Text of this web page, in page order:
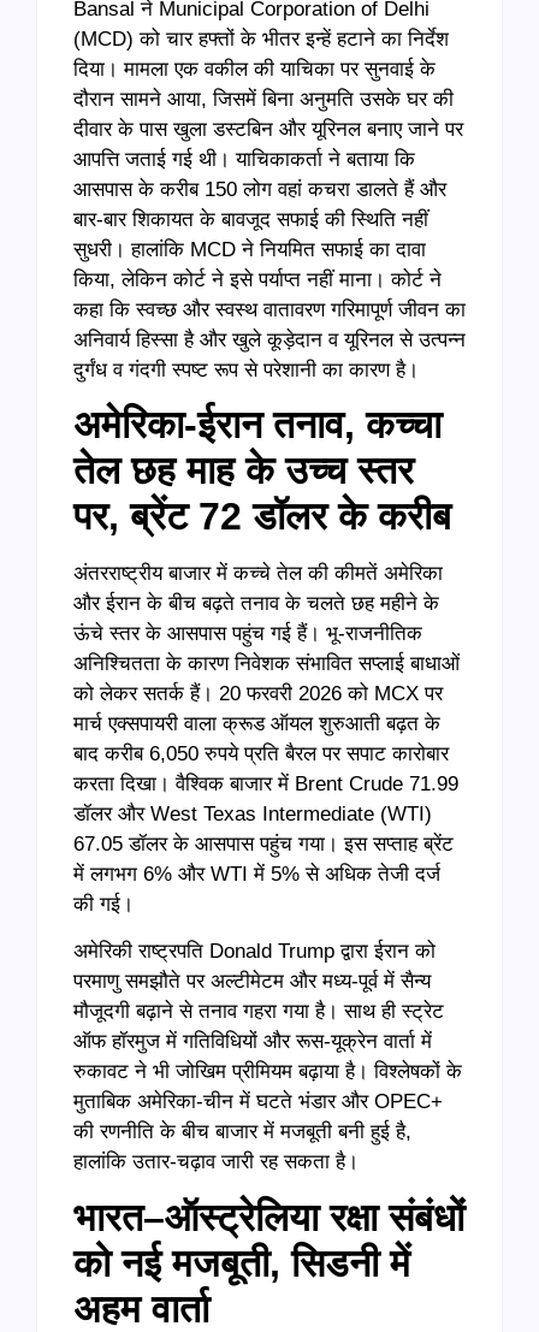
Bansal ने Municipal Corporation of Delhi
(MCD) को चार हफ्तों के भीतर इन्हें हटाने का निर्देश
दिया। मामला एक वकील की याचिका पर सुनवाई के
दौरान सामने आया, जिसमें बिना अनुमति उसके घर की
दीवार के पास खुला डस्टबिन और यूरिनल बनाए जाने पर
आपत्ति जताई गई थी। याचिकाकर्ता ने बताया कि
आसपास के करीब 150 लोग वहां कचरा डालते हैं और
बार-बार शिकायत के बावजूद सफाई की स्थिति नहीं
सुधरी। हालांकि MCD ने नियमित सफाई का दावा
किया, लेकिन कोर्ट ने इसे पर्याप्त नहीं माना। कोर्ट ने
कहा कि स्वच्छ और स्वस्थ वातावरण गरिमापूर्ण जीवन का
अनिवार्य हिस्सा है और खुले कूड़ेदान व यूरिनल से उत्पन्न
दुर्गंध व गंदगी स्पष्ट रूप से परेशानी का कारण है।
अमेरिका-ईरान तनाव, कच्चा
तेल छह माह के उच्च स्तर
पर, ब्रेंट 72 डॉलर के करीब
अंतरराष्ट्रीय बाजार में कच्चे तेल की कीमतें अमेरिका
और ईरान के बीच बढ़ते तनाव के चलते छह महीने के
ऊंचे स्तर के आसपास पहुंच गई हैं। भू-राजनीतिक
अनिश्चितता के कारण निवेशक संभावित सप्लाई बाधाओं
को लेकर सतर्क हैं। 20 फरवरी 2026 को MCX पर
मार्च एक्सपायरी वाला क्रूड ऑयल शुरुआती बढ़त के
बाद करीब 6,050 रुपये प्रति बैरल पर सपाट कारोबार
करता दिखा। वैश्विक बाजार में Brent Crude 71.99
डॉलर और West Texas Intermediate (WTI)
67.05 डॉलर के आसपास पहुंच गया। इस सप्ताह ब्रेंट
में लगभग 6% और WTI में 5% से अधिक तेजी दर्ज
की गई।
अमेरिकी राष्ट्रपति Donald Trump द्वारा ईरान को
परमाणु समझौते पर अल्टीमेटम और मध्य-पूर्व में सैन्य
मौजूदगी बढ़ाने से तनाव गहरा गया है। साथ ही स्ट्रेट
ऑफ हॉरमुज में गतिविधियों और रूस-यूक्रेन वार्ता में
रुकावट ने भी जोखिम प्रीमियम बढ़ाया है। विश्लेषकों के
मुताबिक अमेरिका-चीन में घटते भंडार और OPEC+
की रणनीति के बीच बाजार में मजबूती बनी हुई है,
हालांकि उतार-चढ़ाव जारी रह सकता है।
भारत–ऑस्ट्रेलिया रक्षा संबंधों
को नई मजबूती, सिडनी में
अहम वार्ता